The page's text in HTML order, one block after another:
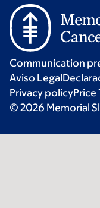
Communication
Aviso Legal
Privacy policyPrice
© 2026 Memorial